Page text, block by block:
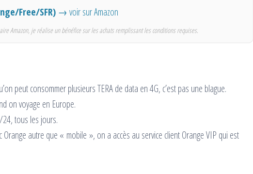
Free/SFR) → voir sur Amazon
Amazon, je réalise un bénéfice sur les achats remplissant les conditions requises.
peut consommer plusieurs TERA de data en 4G, c’est pas une blague.
on voyage en Europe.
tous les jours.
autre que « mobile », on a accès au service client Orange VIP qui est